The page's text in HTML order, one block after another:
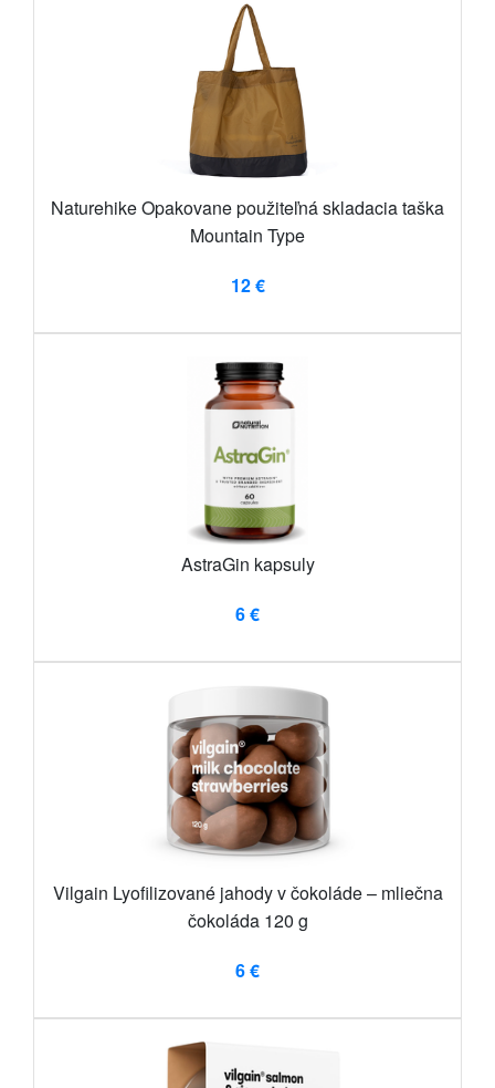
Naturehike Opakovane použiteľná skladacia taška
Mountain Type
12 €
AstraGin kapsuly
6 €
Vilgain Lyofilizované jahody v čokoláde – mliečna
čokoláda 120 g
6 €